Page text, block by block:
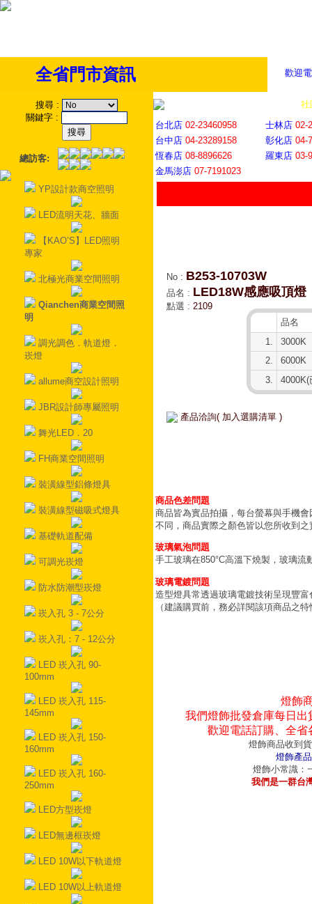
歡迎
全省門市資訊
搜尋 :
關鍵字 :
總訪客:
YP設計款商空照明
LED流明天花、牆面
【KAO’S】LED照明
專家
北極光商業空間照明
Qianchen商業空間照
明
調光調色．軌道燈．
崁燈
allume商空設計照明
JBR設計師專屬照明
舞光LED．20
FH商業空間照明
裝潢線型鋁條燈具
裝潢線型磁吸式燈具
基礎軌道配備
可調光崁燈
防水防潮型崁燈
崁入孔 3 - 7公分
崁入孔：7 - 12公分
LED 崁入孔 90-
100mm
LED 崁入孔 115-
145mm
LED 崁入孔 150-
160mm
LED 崁入孔 160-
250mm
LED方型崁燈
LED無邊框崁燈
LED 10W以下軌道燈
LED 10W以上軌道燈
社
台北店 02-23460958 士林店 02-
台中店 04-23289158 彰化店 04-
恆春店 08-8896626 羅東店 03-
金馬澎店 07-7191023
No : B253-10703W
品名 : LED18W感應吸頂燈
點選 : 2109
品名
1.
3000K
2.
6000K
3.
4000K(
產品洽詢( 加入選購清單 )
商品色差問題
商品皆為實品拍攝，每台螢幕與手機
不同，商品實際之顏色皆以您所收到之
玻璃氣泡問題
手工玻璃在850°C高溫下燒製，玻璃
玻璃電鍍問題
造型燈具常透過玻璃電鍍技術呈現豐
（建議購買前，務必詳閱該項商品之
燈飾
我們燈飾批發倉庫每日
歡迎電話訂購、全
燈飾商品收到
燈飾產
燈飾小常識：
我們是一群台